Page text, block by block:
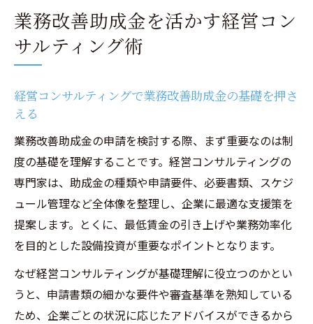
ンサルティング
個人事業主1人でも安心な経営コンサルティ
事例を参考にする経営コンサルティングの
経営コンサルティングが導く効率化と補助金獲
得戦略
業務効率化を進める経営コンサルティング
の実践法
補助金獲得に役立つ経営コンサルティング
の戦略構築
経営コンサルティングで業務改善助成金の
審査対策
車両購入や設備投資の申請準備を徹底サポ
業務改善助成金を活かす経営コン
サルティング術
経営コンサルティングで業務改善助成金の基礎を押さ
える
業務改善助成金の申請を検討する際、まず重要なのは制
度の基礎を理解することです。経営コンサルティングの
専門家は、助成金の種類や申請要件、必要書類、スケジ
ュール管理など全体像を整理し、企業に最適な支援策を
提案します。とくに、最低賃金の引き上げや業務効率化
を目的とした設備投資が重要なポイントとなります。
なぜ経営コンサルティングが基礎理解に役立つのかとい
うと、申請書類の細かな要件や審査基準を熟知している
ため、企業ごとの状況に応じたアドバイスができるから